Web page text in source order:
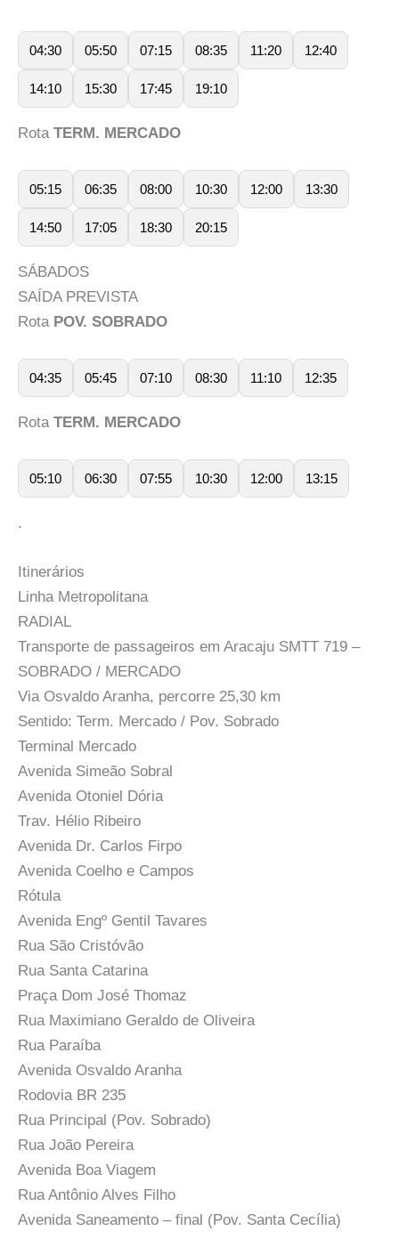
04:30 05:50 07:15 08:35 11:20 12:40
14:10 15:30 17:45 19:10
Rota TERM. MERCADO
05:15 06:35 08:00 10:30 12:00 13:30
14:50 17:05 18:30 20:15
SÁBADOS
SAÍDA PREVISTA
Rota POV. SOBRADO
04:35 05:45 07:10 08:30 11:10 12:35
Rota TERM. MERCADO
05:10 06:30 07:55 10:30 12:00 13:15
.
Itinerários
Linha Metropolitana
RADIAL
Transporte de passageiros em Aracaju SMTT 719 –
SOBRADO / MERCADO
Via Osvaldo Aranha, percorre 25,30 km
Sentido: Term. Mercado / Pov. Sobrado
Terminal Mercado
Avenida Simeão Sobral
Avenida Otoniel Dória
Trav. Hélio Ribeiro
Avenida Dr. Carlos Firpo
Avenida Coelho e Campos
Rótula
Avenida Engº Gentil Tavares
Rua São Cristóvão
Rua Santa Catarina
Praça Dom José Thomaz
Rua Maximiano Geraldo de Oliveira
Rua Paraíba
Avenida Osvaldo Aranha
Rodovia BR 235
Rua Principal (Pov. Sobrado)
Rua João Pereira
Avenida Boa Viagem
Rua Antônio Alves Filho
Avenida Saneamento – final (Pov. Santa Cecília)